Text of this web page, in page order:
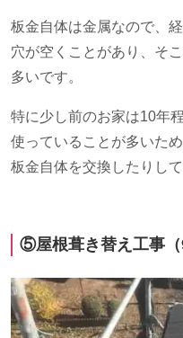
板金自体は金属なので、
穴が空くことがあり、そ
多いです。
特に少し前のお家は10年
使っていることが多いた
板金自体を交換したりし
⑤屋根葺き替え工事（